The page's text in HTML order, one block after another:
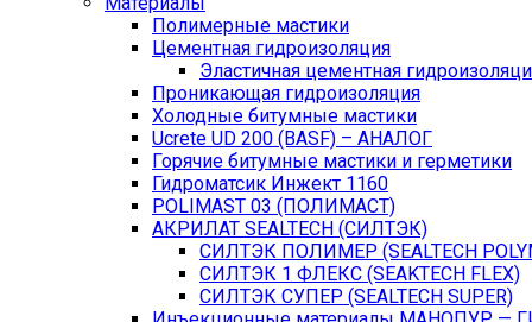
Полимерные мастики
Цементная гидроизоляция
Эластичная цементная
Проникающая гидроизоляция
Холодные битумные мастики
Ucrete UD 200 (BASF) – АНАЛОГ
Горячие битумные мастики и герметики
Гидроматсик Инжект 1160
POLIMAST 03 (ПОЛИМАСТ)
АКРИЛАТ SEALTECH (СИЛТЭК)
СИЛТЭК ПОЛИМЕР (SEALTECH
СИЛТЭК 1 ФЛЕКС (SEAKTECH FLEX)
СИЛТЭК СУПЕР (SEALTECH SUPER)